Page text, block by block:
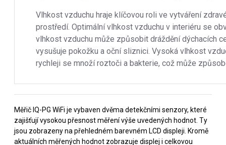
Vlhkost vzduchu hraje klíčovou roli ve vytváření
prostředí. Optimální vlhkost vzduchu v interiéru se
vlhkost vzduchu může způsobit dráždění dýchacích
vysušuje pokožku a oční sliznici. Vysoká vlhkost
rychleji se množí roztoči a bakterie, což může
Měřič IQ-PG WiFi je vybaven dvěma detekčními senzory, které
zajišťují vysokou přesnost měření výše uvedených hodnot. Ty
jsou zobrazeny na přehledném barevném LCD displeji. Kromě
aktuálních měřených hodnot zobrazuje displej i celkovou